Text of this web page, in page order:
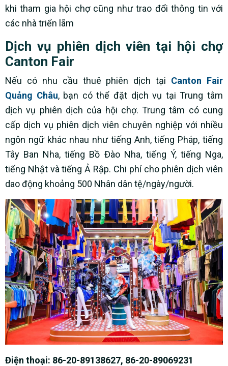
khi tham gia hội chợ cũng như trao đổi thông tin với
các nhà triển lãm
Dịch vụ phiên dịch viên tại hội chợ
Canton Fair
Nếu có nhu cầu thuê phiên dịch tại Canton Fair
Quảng Châu, bạn có thể đặt dịch vụ tại Trung tâm
dịch vụ phiên dịch của hội chợ. Trung tâm có cung
cấp dịch vụ phiên dịch viên chuyên nghiệp với nhiều
ngôn ngữ khác nhau như tiếng Anh, tiếng Pháp, tiếng
Tây Ban Nha, tiếng Bồ Đào Nha, tiếng Ý, tiếng Nga,
tiếng Nhật và tiếng Ả Rập. Chi phí cho phiên dịch viên
dao động khoảng 500 Nhân dân tệ/ngày/người.
Điện thoại: 86-20-89138627, 86-20-89069231